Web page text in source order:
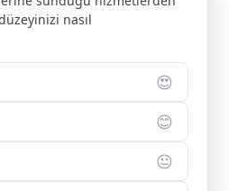
/
nasıl
😍
😊
😐